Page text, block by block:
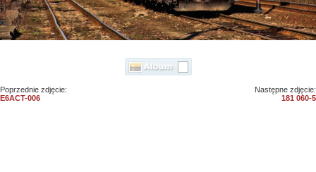
Poprzednie zdjęcie:
E6ACT-006
Następne zdjęcie:
181 060-5